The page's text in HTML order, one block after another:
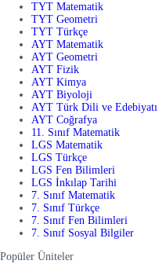
TYT Matematik
TYT Geometri
TYT Türkçe
AYT Matematik
AYT Geometri
AYT Fizik
AYT Kimya
AYT Biyoloji
AYT Türk Dili ve Edebiyatı
AYT Coğrafya
11. Sınıf Matematik
LGS Matematik
LGS Türkçe
LGS Fen Bilimleri
LGS İnkılap Tarihi
7. Sınıf Matematik
7. Sınıf Türkçe
7. Sınıf Fen Bilimleri
7. Sınıf Sosyal Bilgiler
Popüler Üniteler